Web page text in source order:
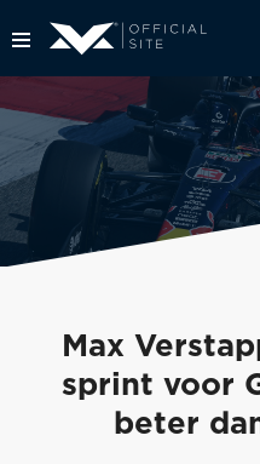
Max
sprint voor
beter